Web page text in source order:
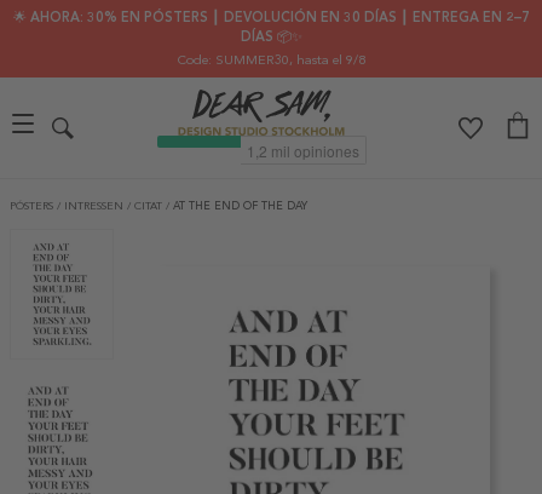
🌟 AHORA: 30% EN PÓSTERS ┃ DEVOLUCIÓN EN 30 DÍAS ┃ ENTREGA EN 2–7
DÍAS 📦✨
Code: SUMMER30, hasta el 9/8
PÓSTERS / INTRESSEN / CITAT / AT THE END OF THE DAY